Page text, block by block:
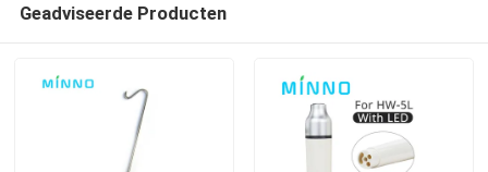
Geadviseerde Producten